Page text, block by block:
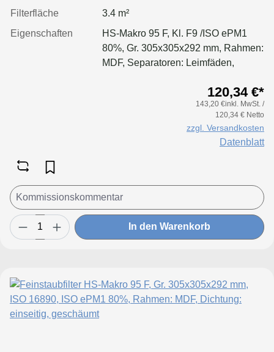
Filterfläche
3.4 m²
Eigenschaften
HS-Makro 95 F, Kl. F9 /ISO ePM1
80%, Gr. 305x305x292 mm, Rahmen:
MDF, Separatoren: Leimfäden,
120,34 €*
143,20 €inkl. MwSt. /
120,34 € Netto
zzgl. Versandkosten
Datenblatt
In den Warenkorb